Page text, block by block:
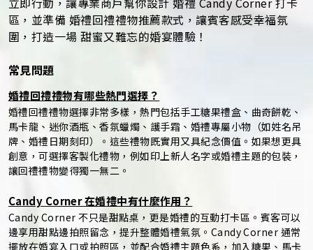
立即行動，讓專業商戶幫你設計 婚禮 Candy Corner 打卡
區，並準備 婚禮回禮禮物推薦款式，讓賓客感受幸福氛
圍，打造一場 甜蜜又難忘的婚宴體驗！
常見問題
婚禮回禮禮物有哪些熱門選擇？
婚禮回禮禮物選擇非常多樣，熱門包括手工糖果禮盒、曲奇餅乾、
馬卡龍、迷你酒瓶、香氛蠟燭、護手霜、婚禮專屬小物（如姓名吊
牌、婚禮日期刻印）。這些禮物既實用又具紀念價值。如果想更具
創意，可選擇客製化禮物，例如印上新人名字或婚禮主題的包裝，
讓回禮禮物變得獨一無二。
Candy Corner 在婚禮中有什麼作用？
Candy Corner 不只是甜點桌，更是婚禮的互動打卡區。賓客可以
邊享用甜點邊拍照留念，提升整體婚禮氣氛。Candy Corner 通常